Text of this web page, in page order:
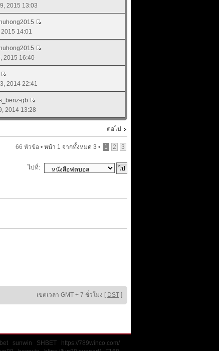
2015 13:03
14:01
2015 16:40
2014 22:41
gb
2014 13:28
ต่อไป
66 หัวข้อ • หน้า 1 จากทั้งหมด 3 • 1 2 3
ไปที่:
เขตเวลา GMT + 7 ชั่วโมง [ DST]
sunwin SHBET
https://789winco.com/